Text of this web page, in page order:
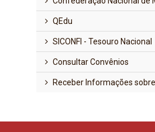
QEdu
SICONFI - Tesouro Nacional
Consultar Convênios
Receber Informações